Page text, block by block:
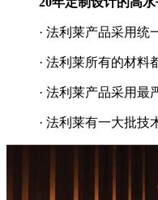
· 法利莱产品采用统
· 法利莱所有的材料
· 法利莱产品采用最
· 法利莱有一大批技